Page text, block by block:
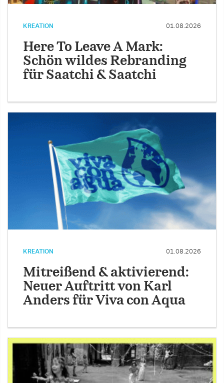
KREATION 01.08.2026
Here To Leave A Mark:
Schön wildes Rebranding
für Saatchi & Saatchi
KREATION 01.08.2026
Mitreißend & aktivierend:
Neuer Auftritt von Karl
Anders für Viva con Aqua